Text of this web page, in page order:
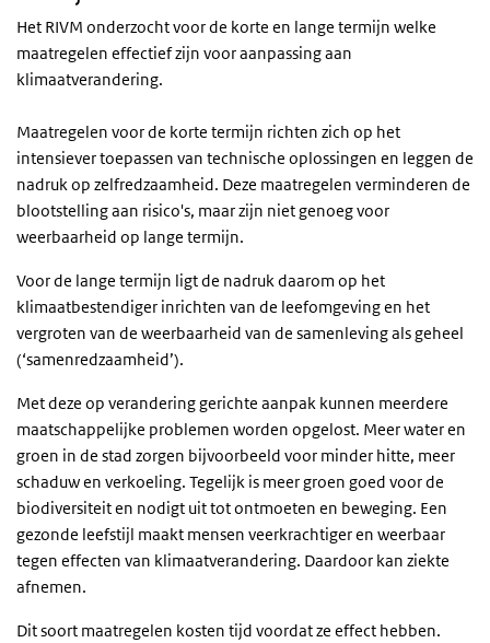
Het RIVM onderzocht voor de korte en lange termijn welke
maatregelen effectief zijn voor aanpassing aan
klimaatverandering.
Maatregelen voor de korte termijn richten zich op het
intensiever toepassen van technische oplossingen en leggen de
nadruk op zelfredzaamheid. Deze maatregelen verminderen de
blootstelling aan risico's, maar zijn niet genoeg voor
weerbaarheid op lange termijn.
Voor de lange termijn ligt de nadruk daarom op het
klimaatbestendiger inrichten van de leefomgeving en het
vergroten van de weerbaarheid van de samenleving als geheel
(‘samenredzaamheid’).
Met deze op verandering gerichte aanpak kunnen meerdere
maatschappelijke problemen worden opgelost. Meer water en
groen in de stad zorgen bijvoorbeeld voor minder hitte, meer
schaduw en verkoeling. Tegelijk is meer groen goed voor de
biodiversiteit en nodigt uit tot ontmoeten en beweging. Een
gezonde leefstijl maakt mensen veerkrachtiger en weerbaar
tegen effecten van klimaatverandering. Daardoor kan ziekte
afnemen.
Dit soort maatregelen kosten tijd voordat ze effect hebben.